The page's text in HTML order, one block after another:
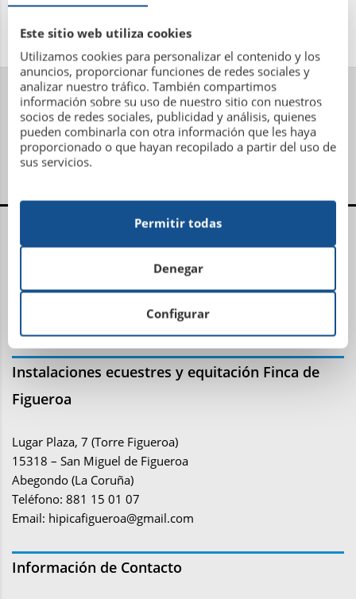
DE 19:00 A 21:00 HORAS
Centro Administrativo, Social y Deportivo
15001 La Coruña
administracion@sdhipicalacoruna.com
Instalaciones ecuestres y equitación Finca de
Figueroa
Lugar Plaza, 7 (Torre Figueroa)
15318 – San Miguel de Figueroa
Abegondo (La Coruña)
Teléfono: 881 15 01 07
Email: hipicafigueroa@gmail.com
Información de Contacto
Este sitio web utiliza cookies
Utilizamos cookies para personalizar el contenido y los
anuncios, proporcionar funciones de redes sociales y
analizar nuestro tráfico. También compartimos
información sobre su uso de nuestro sitio con nuestros
socios de redes sociales, publicidad y análisis, quienes
pueden combinarla con otra información que les haya
proporcionado o que hayan recopilado a partir del uso de
sus servicios.
Configurar
Denegar
Permitir todas